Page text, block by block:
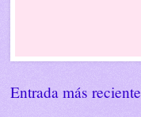
Entrada más reciente